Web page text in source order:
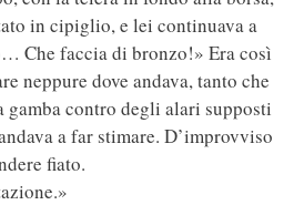
in cipiglio, e lei continuava a
Che faccia di bronzo!» Era così
neppure dove andava, tanto che
contro degli alari supposti
a far stimare. D’improvviso
fiato.